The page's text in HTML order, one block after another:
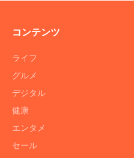
コンテンツ
ライフ
グルメ
デジタル
健康
エンタメ
セール